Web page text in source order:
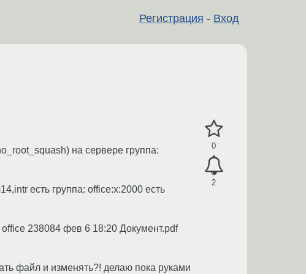
Регистрация - Вход
0
2
на сервере группа:
есть группа: office:x:2000 есть
238084 фев 6 18:20 Документ.pdf
файл и изменять?! делаю пока руками